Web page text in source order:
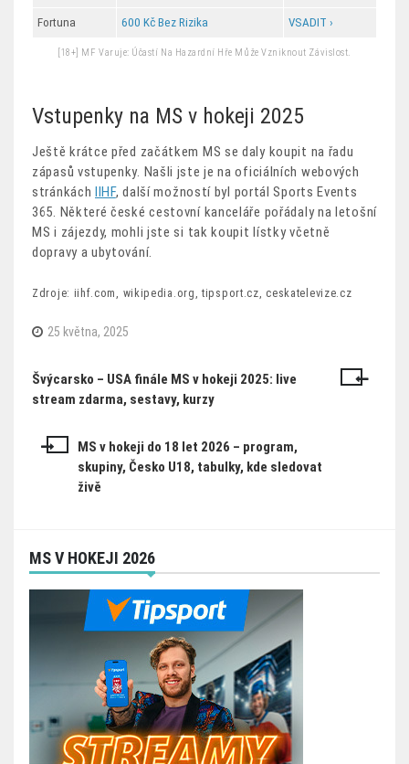
Fortuna 600 Kč Bez Rizika VSADIT ›
[18+] MF Varuje: Účastí Na Hazardní Hře Může Vzniknout Závislost.
Vstupenky na MS v hokeji 2025
Ještě krátce před začátkem MS se daly koupit na řadu
zápasů vstupenky. Našli jste je na oficiálních webových
stránkách IIHF, další možností byl portál Sports Events
365. Některé české cestovní kanceláře pořádaly na letošní
MS i zájezdy, mohli jste si tak koupit lístky včetně
dopravy a ubytování.
Zdroje: iihf.com, wikipedia.org, tipsport.cz, ceskatelevize.cz
25 května, 2025
Navigace
příspěvek
Švýcarsko – USA finále MS v hokeji 2025: live
stream zdarma, sestavy, kurzy
MS v hokeji do 18 let 2026 – program,
skupiny, Česko U18, tabulky, kde sledovat
živě
MS V HOKEJI 2026